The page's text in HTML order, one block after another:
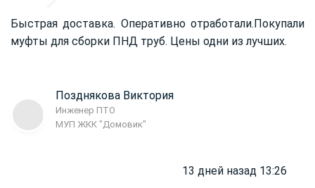
Быстрая доставка. Оперативно отработали.Покупали
муфты для сборки ПНД труб. Цены одни из лучших.
Позднякова Виктория
Инженер ПТО
МУП ЖКК "Домовик"
13 дней назад 13:26